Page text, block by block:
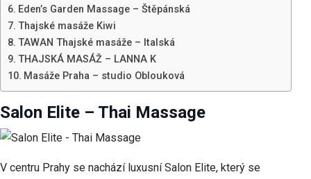
Eden’s Garden Massage – Štěpánská
Thajské masáže Kiwi
TAWAN Thajské masáže – Italská
THAJSKÁ MASÁŽ – LANNA K
Masáže Praha – studio Oblouková
Salon Elite – Thai Massage
V centru Prahy se nachází luxusní Salon Elite, který se
při vaší
návštěvě co
nejlépe.
Pokud tyto
cookies
odmítnete,
webu zmizí.
Sdílením svých